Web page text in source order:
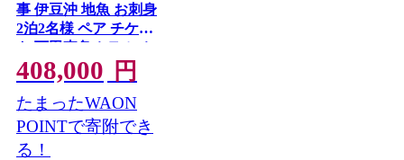
事 伊豆沖 地魚 お刺身
2泊2名様 ペア チケッ
ト 下田東急ホテル ホ
テル 観光 旅行 トラベ
ル 伊豆旅行 ご飯 海の
幸 鮮魚 海鮮 新鮮 満喫
漁港 下田 須崎 静岡県
下田市 伊豆 し～もん
408,000 円
たまったWAON
POINTで寄附でき
る！